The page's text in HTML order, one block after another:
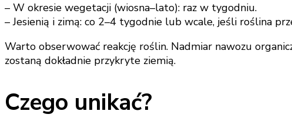
– W okresie wegetacji (wiosna–lato): raz w tygodniu.
– Jesienią i zimą: co 2–4 tygodnie lub wcale, jeśli roślina
Warto obserwować reakcję roślin. Nadmiar nawozu
zostaną dokładnie przykryte ziemią.
Czego unikać?